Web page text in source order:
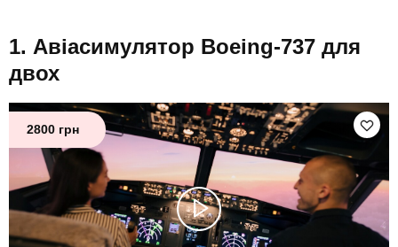
Авіасимулятор Boeing-737 для
двох
2800 грн